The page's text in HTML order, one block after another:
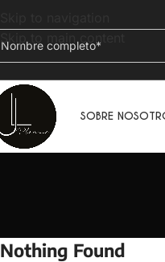
Skip to main content
SOBRE
Nothing Found